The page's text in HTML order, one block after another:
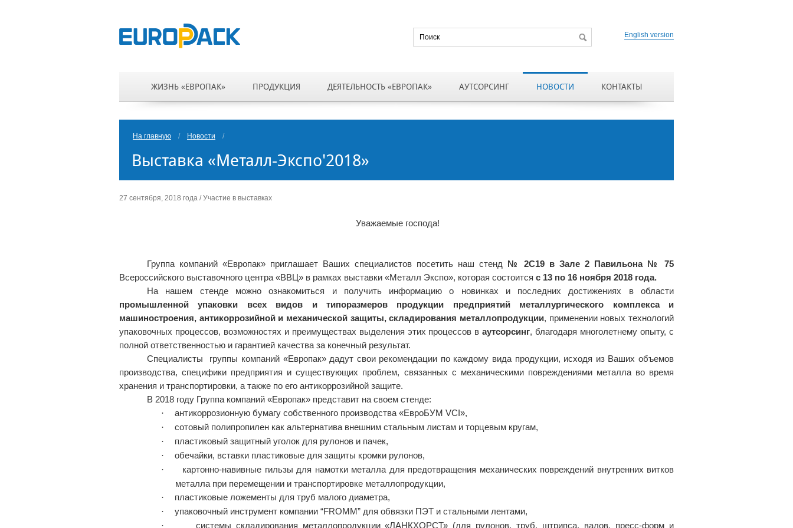
English version
ЖИЗНЬ «ЕВРОПАК» ПРОДУКЦИЯ ДЕЯТЕЛЬНОСТЬ «ЕВРОПАК» АУТСОРСИНГ НОВОСТИ КОНТАКТЫ
На главную / Новости /
Выставка «Металл-Экспо'2018»
27 сентября, 2018 года / Участие в выставках
Уважаемые господа!
Группа компаний «Европак» приглашает Ваших специалистов посетить наш стенд № 2С19 в Зале 2 Павильона № 75
Всероссийского выставочного центра «ВВЦ» в рамках выставки «Металл Экспо», которая состоится с 13 по 16 ноября 2018 года.
На нашем стенде можно ознакомиться и получить информацию о новинках и последних достижениях в области
промышленной упаковки всех видов и типоразмеров продукции предприятий металлургического комплекса и
машиностроения, антикоррозийной и механической защиты, складирования металлопродукции, применении новых технологий
упаковочных процессов, возможностях и преимуществах выделения этих процессов ваутсорсинг, благодаря многолетнему опыту, с
полной ответственностью и гарантией качества за конечный результат.
Специалисты группы компаний «Европак» дадут свои рекомендации по каждому вида продукции, исходя из Ваших объемов
производства, специфики предприятия и существующих проблем, связанных с механическими повреждениями металла во время
хранения и транспортировки, а также по его антикоррозийной защите.
В 2018 году Группа компаний «Европак» представит на своем стенде:
· антикоррозионную бумагу собственного производства «ЕвроБУМVCI»,
· сотовый полипропилен как альтернатива внешним стальным листам и торцевым кругам,
· пластиковый защитный уголок для рулонов и пачек,
· обечайки, вставки пластиковые для защиты кромки рулонов,
·
картонно-навивные гильзы для намотки металла для предотвращения механических повреждений внутренних витков
металла при перемещении и транспортировке металлопродукции,
· пластиковые ложементы для труб малого диаметра,
· упаковочный инструмент компании “FROMM” для обвязки ПЭТ и стальными лентами,
· системы складирования металлопродукции «ЛАНКХОРСТ» (для рулонов, труб, штрипса, валов, пресс-форм и